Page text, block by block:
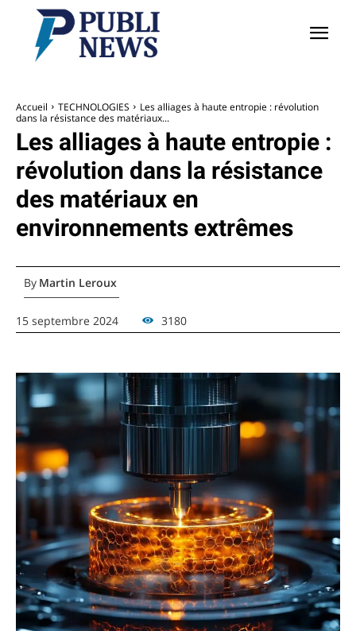
Accueil TECHNOLOGIES
Les alliages à haute entropie : révolution
dans la résistance des matériaux...
Les alliages à haute entropie :
révolution dans la résistance
des matériaux en
environnements extrêmes
By Martin Leroux
15 septembre 2024 3180